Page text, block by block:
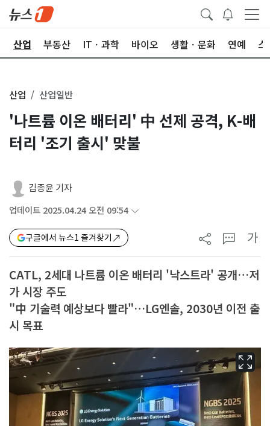
산업 부동산 ITㆍ과학 바이오 생활ㆍ문화 연예 스
산업 산업일반
'나트륨 이온 배터리' 中 선제 공격, K-배
터리 '조기 출시' 맞불
김종윤 기자
업데이트 2025.04.24 오전 09:54
구글에서 뉴스1 즐겨찾기 가
CATL, 2세대 나트륨 이온 배터리 '낙스트라' 공개…저
가 시장 주도
"中 기술력 예상보다 빨라"…LG엔솔, 2030년 이전 출
시 목표